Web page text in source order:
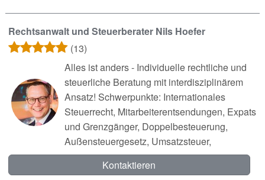
Rechtsanwalt und Steuerberater Nils Hoefer
(13)
Alles ist anders - Individuelle rechtliche und
steuerliche Beratung mit interdisziplinärem
Ansatz! Schwerpunkte: Internationales
Steuerrecht, Mitarbeiterentsendungen, Expats
und Grenzgänger, Doppelbesteuerung,
Außensteuergesetz, Umsatzsteuer,
Kontaktieren